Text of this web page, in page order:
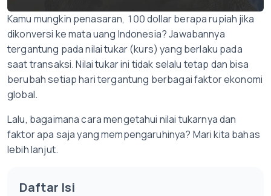
Kamu mungkin penasaran, 100 dollar berapa rupiah jika
dikonversi ke mata uang Indonesia? Jawabannya
tergantung pada nilai tukar (kurs) yang berlaku pada
saat transaksi. Nilai tukar ini tidak selalu tetap dan bisa
berubah setiap hari tergantung berbagai faktor ekonomi
global.
Lalu, bagaimana cara mengetahui nilai tukarnya dan
faktor apa saja yang mempengaruhinya? Mari kita bahas
lebih lanjut.
Daftar Isi